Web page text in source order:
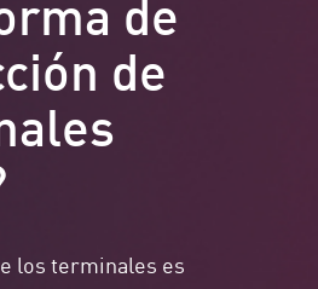
de
los terminales es